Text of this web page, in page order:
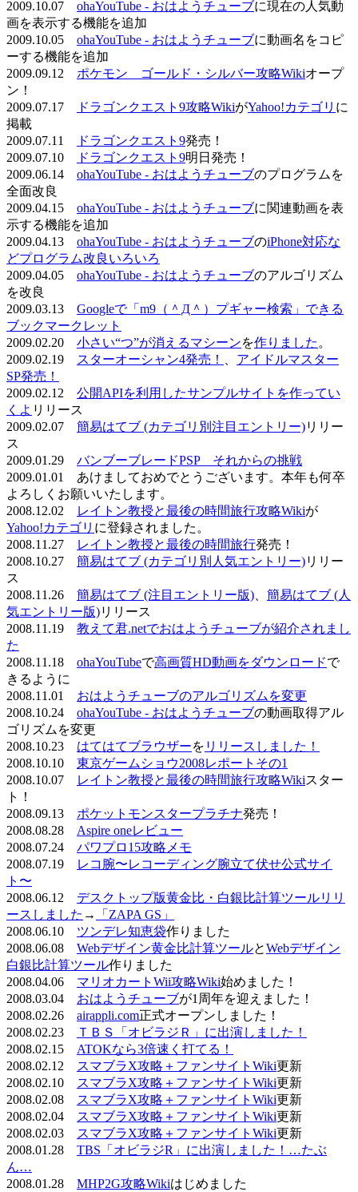
2009.10.07 ohaYouTube - おはようチューブに現在の人気動
画を表示する機能を追加
2009.10.05 ohaYouTube - おはようチューブに動画名をコピ
ーする機能を追加
2009.09.12 ポケモン ゴールド・シルバー攻略Wikiオープ
ン！
2009.07.17
ドラゴンクエスト9攻略WikiがYahoo!カテゴリ に
掲載
2009.07.11
ドラゴンクエスト9発売！
2009.07.10
ドラゴンクエスト9明日発売！
2009.06.14 ohaYouTube - おはようチューブのプログラムを
全面改良
2009.04.15 ohaYouTube - おはようチューブに関連動画を表
示する機能を追加
2009.04.13 ohaYouTube - おはようチューブのiPhone対応な
どプログラム改良いろいろ
2009.04.05 ohaYouTube - おはようチューブのアルゴリズム
を改良
2009.03.13 Googleで「m9（＾Д＾）プギャー検索」できる
ブックマークレット
2009.02.20 小さい“つ”が消えるマシーンを作りました 。
2009.02.19
スターオーシャン4発売！
アイドルマスター
SP発売！
2009.02.12 公開APIを利用したサンプルサイトを作ってい
くよ リリース
2009.02.07 簡易はてブ (カテゴリ別注目エントリー)リリー
ス
2009.01.29 バンブーブレードPSP それからの挑戦
2009.01.01 あけましておめでとうございます。本年も何卒
よろしくお願いいたします。
2008.12.02
レイトン教授と最後の時間旅行攻略Wikiが
Yahoo!カテゴリ に登録されました。
2008.11.27
レイトン教授と最後の時間旅行発売！
2008.10.27 簡易はてブ (カテゴリ別人気エントリー)リリー
ス
2008.11.26 簡易はてブ (注目エントリー版)
簡易はてブ (人
気エントリー版)リリース
2008.11.19 教えて君.netでおはようチューブが紹介されまし
た
2008.11.18 ohaYouTubeで高画質HD動画をダウンロードで
きるように
2008.11.01 おはようチューブのアルゴリズムを変更
2008.10.24 ohaYouTube - おはようチューブの動画取得アル
ゴリズムを変更
2008.10.23 はてはてブラウザーを リリースしました！
2008.10.10 東京ゲームショウ2008レポートその1
2008.10.07
レイトン教授と最後の時間旅行攻略Wikiスター
ト！
2008.09.13 ポケットモンスタープラチナ発売！
2008.08.28 Aspire oneレビュー
2008.07.24 パワプロ15攻略メモ
2008.07.19
レコ腕〜レコーディング腕立て伏せ公式サイ
ト〜
2008.06.12 デスクトップ版黄金比・白銀比計算ツールリリ
ースしました →
「ZAPA GS」
2008.06.10 ツンデレ知恵袋作りました
2008.06.08 Webデザイン黄金比計算ツールとWebデザイン
白銀比計算ツール作りました
2008.04.06 マリオカートWii攻略Wiki始めました！
2008.03.04 おはようチューブが1周年を迎えました！
2008.02.26 airappli.com正式オープンしました！
2008.02.23
ＴＢＳ「オビラジＲ」に出演しました！
2008.02.15 ATOKなら3倍速く打てる！
2008.02.12
スマブラX攻略＋ファンサイトWiki更新
2008.02.10
スマブラX攻略＋ファンサイトWiki更新
2008.02.08
スマブラX攻略＋ファンサイトWiki更新
2008.02.04
スマブラX攻略＋ファンサイトWiki更新
2008.02.03
スマブラX攻略＋ファンサイトWiki更新
2008.01.28 TBS「オビラジR」に出演しました！…たぶ
ん…
2008.01.28 MHP2G攻略Wikiはじめました